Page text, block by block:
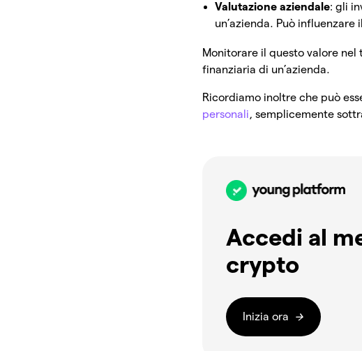
Valutazione aziendale: gli
un’azienda. Può
Monitorare il questo valore
finanziaria di un’azienda.
Ricordiamo inoltre che può
personali, semplicemente
Accedi al
crypto
Inizia ora